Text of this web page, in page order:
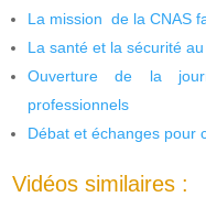
La mission de la CNAS
La santé et la sécurité
Ouverture de la
professionnels
Débat et échanges pour
Vidéos similaires :